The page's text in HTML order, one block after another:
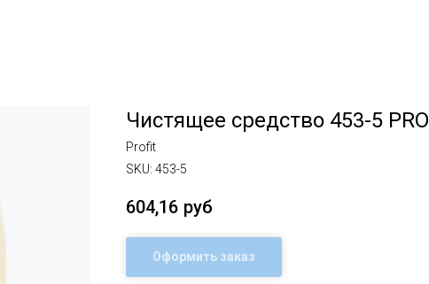
Чистящее средство 453-5
Profit
SKU: 453-5
604,16 руб
Оформить заказ